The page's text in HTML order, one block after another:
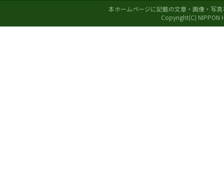
本ホームページに記載の文章・画像・写
Copyright(C) NIPPON